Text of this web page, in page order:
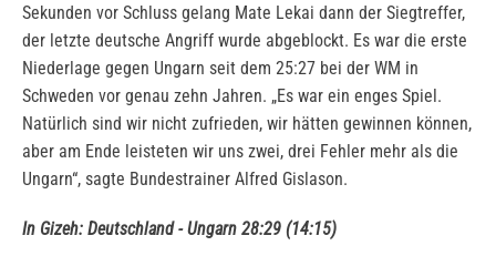
Sekunden vor Schluss gelang Mate Lekai dann der Siegtreffer,
der letzte deutsche Angriff wurde abgeblockt. Es war die erste
Niederlage gegen Ungarn seit dem 25:27 bei der WM in
Schweden vor genau zehn Jahren. „Es war ein enges Spiel.
Natürlich sind wir nicht zufrieden, wir hätten gewinnen können,
aber am Ende leisteten wir uns zwei, drei Fehler mehr als die
Ungarn“, sagte Bundestrainer Alfred Gislason.
In Gizeh: Deutschland - Ungarn 28:29 (14:15)